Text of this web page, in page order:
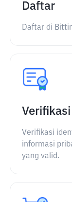
Daftar
Daftar di
Verifikasi
informasi
yang valid.